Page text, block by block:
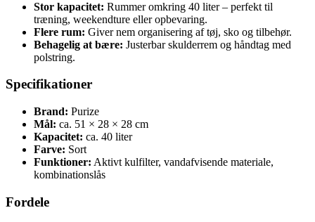
Stor kapacitet: Rummer omkring 40 liter – perfekt til
træning, weekendture eller opbevaring.
Flere rum: Giver nem organisering af tøj, sko og tilbehør.
Behagelig at bære: Justerbar skulderrem og håndtag med
polstring.
Specifikationer
Brand: Purize
Mål: ca. 51 × 28 × 28 cm
Kapacitet: ca. 40 liter
Farve: Sort
Funktioner: Aktivt kulfilter, vandafvisende materiale,
kombinationslås
Fordele